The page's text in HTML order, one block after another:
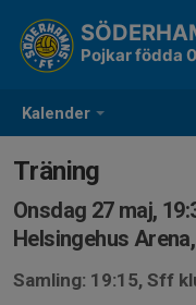
Kalender
Pojkar födda
Träning
Onsdag 27 maj,
Helsingehus
Samling: 19:15, Sff